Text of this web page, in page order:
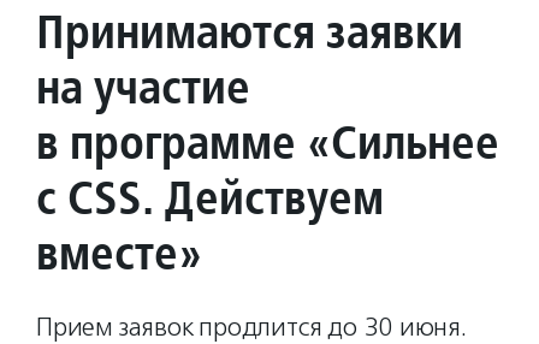
Принимаются заявки
на участие
в программе «Сильнее
с CSS. Действуем
вместе»
Прием заявок продлится до 30 июня.